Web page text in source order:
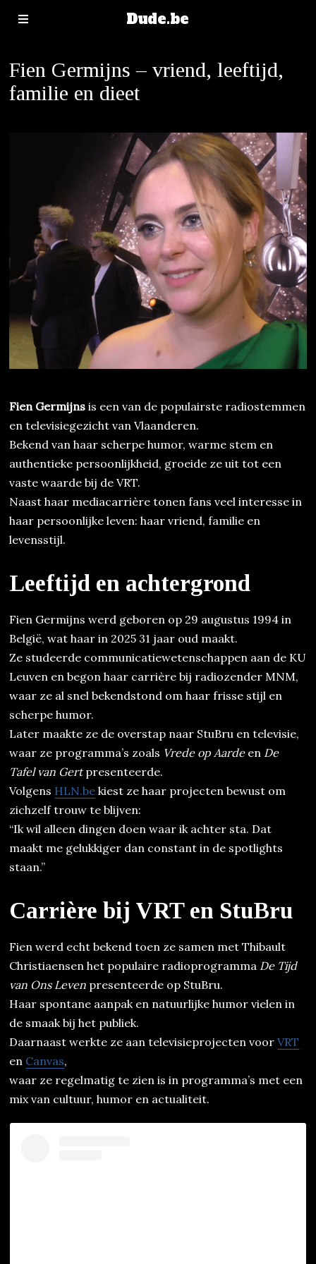
Dude.be
Fien Germijns – vriend, leeftijd,
familie en dieet
Fien Germijns is een van de populairste radiostemmen
en televisiegezicht van Vlaanderen.
Bekend van haar scherpe humor, warme stem en
authentieke persoonlijkheid, groeide ze uit tot een
vaste waarde bij de VRT.
Naast haar mediacarrière tonen fans veel interesse in
haar persoonlijke leven: haar vriend, familie en
levensstijl.
Leeftijd en achtergrond
Fien Germijns werd geboren op 29 augustus 1994 in
België, wat haar in 2025 31 jaar oud maakt.
Ze studeerde communicatiewetenschappen aan de KU
Leuven en begon haar carrière bij radiozender MNM,
waar ze al snel bekendstond om haar frisse stijl en
scherpe humor.
Later maakte ze de overstap naar StuBru en televisie,
waar ze programma’s zoals Vrede op Aardeen De
Tafel van Gertpresenteerde.
Volgens HLN.be kiest ze haar projecten bewust om
zichzelf trouw te blijven:
“Ik wil alleen dingen doen waar ik achter sta. Dat
maakt me gelukkiger dan constant in de spotlights
staan.”
Carrière bij VRT en StuBru
Fien werd echt bekend toen ze samen met Thibault
Christiaensen het populaire radioprogramma De Tijd
van Ons Leven presenteerde op StuBru.
Haar spontane aanpak en natuurlijke humor vielen in
de smaak bij het publiek.
Daarnaast werkte ze aan televisieprojecten voorVRT
en Canvas,
waar ze regelmatig te zien is in programma’s met een
mix van cultuur, humor en actualiteit.